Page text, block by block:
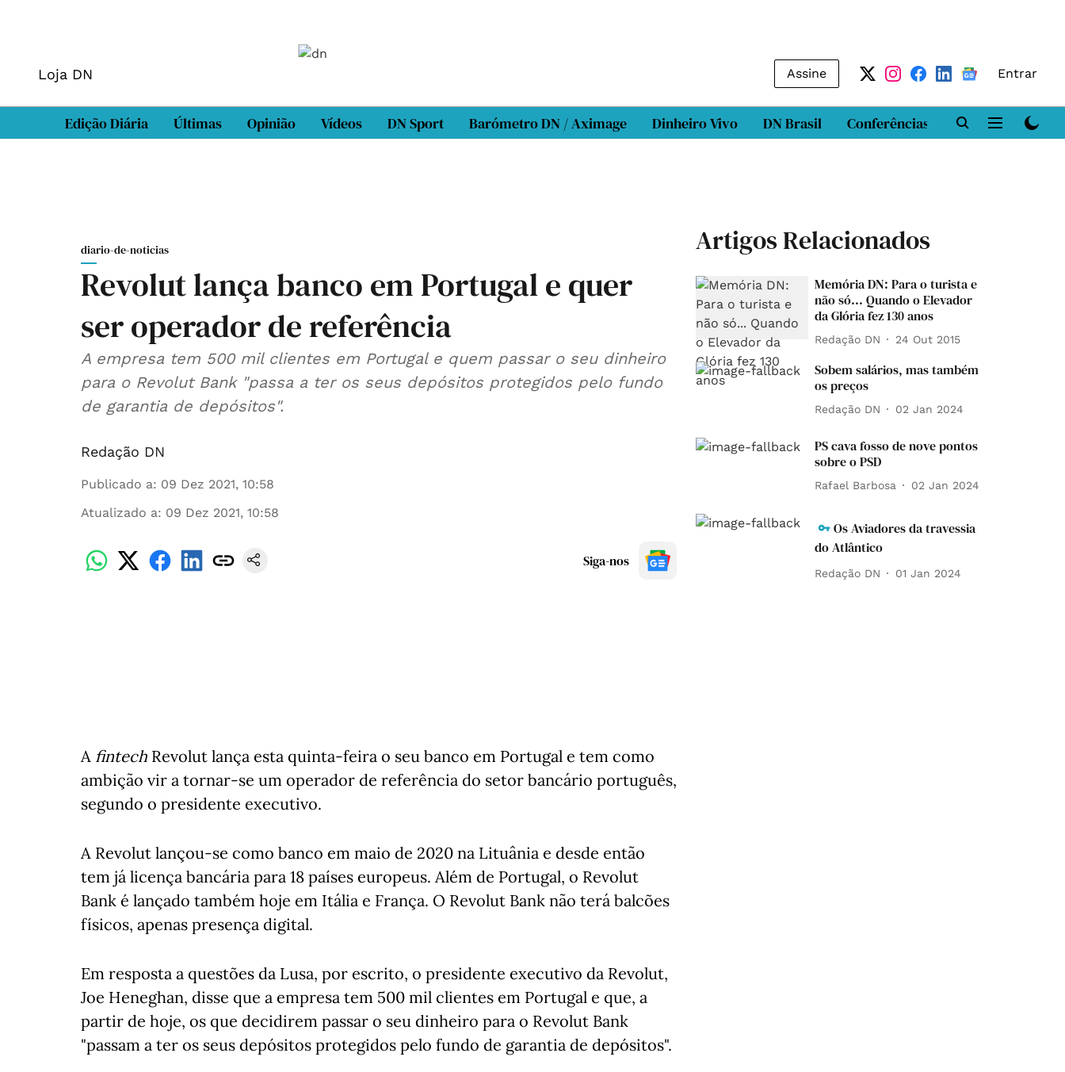
Loja DN Assine Entrar
Edição Diária Últimas Opinião Vídeos DN Sport Barómetro DN / Aximage Dinheiro Vivo DN Brasil Conferências DN LAB
diario-de-noticias
Revolut lança banco em Portugal e quer
ser operador de referência
A empresa tem 500 mil clientes em Portugal e quem passar o seu dinheiro
para o Revolut Bank "passa a ter os seus depósitos protegidos pelo fundo
de garantia de depósitos".
Redação DN
Publicado a: 09 Dez 2021, 10:58
Atualizado a: 09 Dez 2021, 10:58
Siga-nos
A fintech Revolut lança esta quinta-feira o seu banco em Portugal e tem como
ambição vir a tornar-se um operador de referência do setor bancário português,
segundo o presidente executivo.
A Revolut lançou-se como banco em maio de 2020 na Lituânia e desde então
tem já licença bancária para 18 países europeus. Além de Portugal, o Revolut
Bank é lançado também hoje em Itália e França. O Revolut Bank não terá balcões
físicos, apenas presença digital.
Em resposta a questões da Lusa, por escrito, o presidente executivo da Revolut,
Joe Heneghan, disse que a empresa tem 500 mil clientes em Portugal e que, a
partir de hoje, os que decidirem passar o seu dinheiro para o Revolut Bank
"passam a ter os seus depósitos protegidos pelo fundo de garantia de depósitos".
Artigos Relacionados
Memória DN: Para o turista e
não só... Quando o Elevador
da Glória fez 130 anos
Redação DN 24 Out 2015
Sobem salários, mas também
os preços
Redação DN 02 Jan 2024
PS cava fosso de nove pontos
sobre o PSD
Rafael Barbosa 02 Jan 2024
Os Aviadores da travessia
do Atlântico
Redação DN 01 Jan 2024